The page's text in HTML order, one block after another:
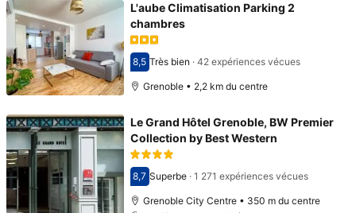
L'aube Climatisation Parking 2
chambres
Avec une note de 8,5
8,5 Très bien · 42 expériences vécues
Grenoble • 2,2 km du centre
Le Grand Hôtel Grenoble, BW Premier
Collection by Best Western
Avec une note de 8,7
8,7 Superbe· 1 271 expériences vécues
Grenoble City Centre • 350 m du centre